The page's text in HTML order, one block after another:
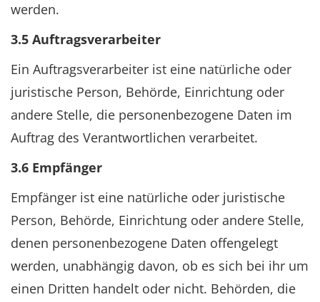
werden.
3.5 Auftragsverarbeiter
Ein Auftragsverarbeiter ist eine natürliche oder
juristische Person, Behörde, Einrichtung oder
andere Stelle, die personenbezogene Daten im
Auftrag des Verantwortlichen verarbeitet.
3.6 Empfänger
Empfänger ist eine natürliche oder juristische
Person, Behörde, Einrichtung oder andere Stelle,
denen personenbezogene Daten offengelegt
werden, unabhängig davon, ob es sich bei ihr um
einen Dritten handelt oder nicht. Behörden, die